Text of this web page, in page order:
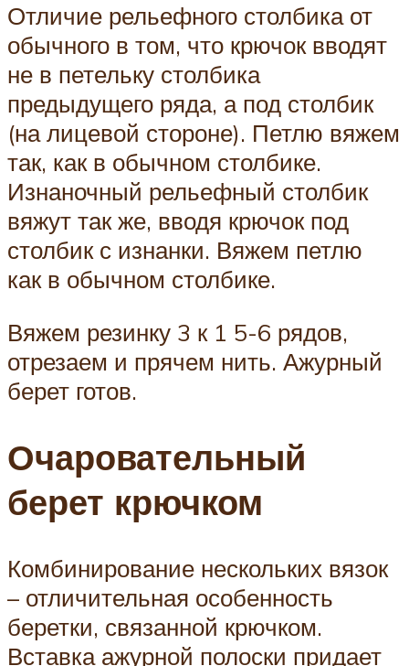
Отличие рельефного столбика от
обычного в том, что крючок вводят
не в петельку столбика
предыдущего ряда, а под столбик
(на лицевой стороне). Петлю вяжем
так, как в обычном столбике.
Изнаночный рельефный столбик
вяжут так же, вводя крючок под
столбик с изнанки. Вяжем петлю
как в обычном столбике.
Вяжем резинку 3 к 1 5-6 рядов,
отрезаем и прячем нить. Ажурный
берет готов.
Очаровательный
берет крючком
Комбинирование нескольких вязок
– отличительная особенность
беретки, связанной крючком.
Вставка ажурной полоски придает